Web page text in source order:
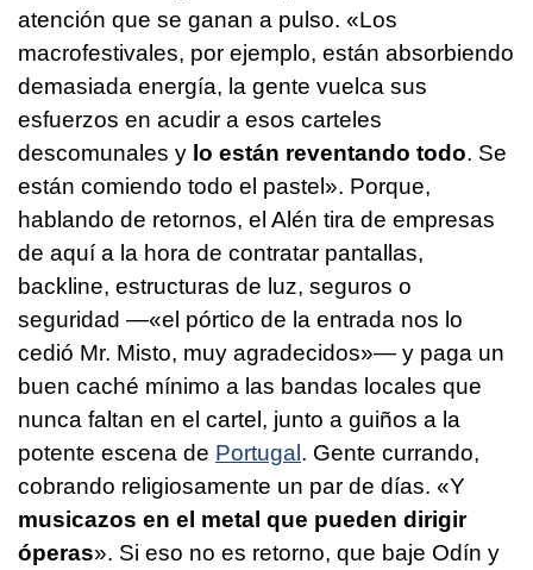
atención que se ganan a pulso. «Los
macrofestivales, por ejemplo, están absorbiendo
demasiada energía, la gente vuelca sus
esfuerzos en acudir a esos carteles
descomunales y lo están reventando todo. Se
están comiendo todo el pastel». Porque,
hablando de retornos, el Alén tira de empresas
de aquí a la hora de contratar pantallas,
backline, estructuras de luz, seguros o
seguridad —«el pórtico de la entrada nos lo
cedió Mr. Misto, muy agradecidos»— y paga un
buen caché mínimo a las bandas locales que
nunca faltan en el cartel, junto a guiños a la
potente escena de Portugal. Gente currando,
cobrando religiosamente un par de días. «Y
musicazos en el metal que pueden dirigir
óperas». Si eso no es retorno, que baje Odín y